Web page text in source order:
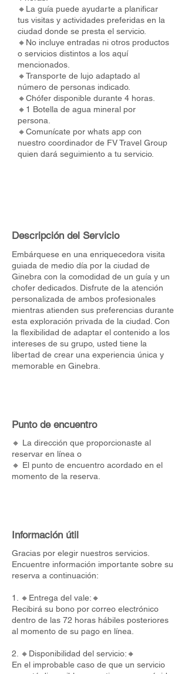
🔸La guía puede ayudarte a planificar
tus visitas y actividades preferidas en la
ciudad donde se presta el servicio.
🔸No incluye entradas ni otros productos
o servicios distintos a los aquí
mencionados.
🔸Transporte de lujo adaptado al
número de personas indicado.
🔸Chófer disponible durante 4 horas.
🔸1 Botella de agua mineral por
persona.
🔸Comunícate por whats app con
nuestro coordinador de FV Travel Group
quien dará seguimiento a tu servicio.
Descripción del Servicio
Embárquese en una enriquecedora visita
guiada de medio día por la ciudad de
Ginebra con la comodidad de un guía y un
chofer dedicados. Disfrute de la atención
personalizada de ambos profesionales
mientras atienden sus preferencias durante
esta exploración privada de la ciudad. Con
la flexibilidad de adaptar el contenido a los
intereses de su grupo, usted tiene la
libertad de crear una experiencia única y
memorable en Ginebra.
Punto de encuentro
🔸 La dirección que proporcionaste al
reservar en línea o
🔸 El punto de encuentro acordado en el
momento de la reserva.
Información útil
Gracias por elegir nuestros servicios.
Encuentre información importante sobre su
reserva a continuación:
1. 🔸Entrega del vale:🔸
Recibirá su bono por correo electrónico
dentro de las 72 horas hábiles posteriores
al momento de su pago en línea.
2. 🔸Disponibilidad del servicio:🔸
En el improbable caso de que un servicio